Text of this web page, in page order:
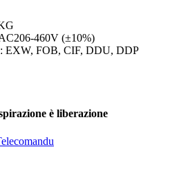
460V (±10%)
EXW, FOB, CIF, DDU, DDP
è liberazione